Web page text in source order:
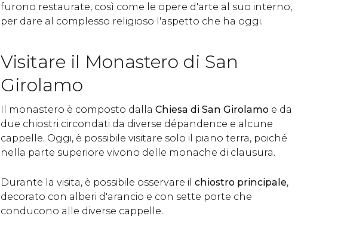
furono restaurate, così come le opere d'arte al suo interno,
per dare al complesso religioso l'aspetto che ha oggi.
Visitare il Monastero di San
Girolamo
Il monastero è composto dalla Chiesa di San Girolamo e da
due chiostri circondati da diverse dépandence e alcune
cappelle. Oggi, è possibile visitare solo il piano terra, poiché
nella parte superiore vivono delle monache di clausura.
Durante la visita, è possibile osservare il chiostro principale,
decorato con alberi d'arancio e con sette porte che
conducono alle diverse cappelle.